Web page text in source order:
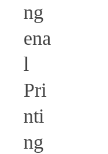
ng
ena
l
Pri
nti
ng